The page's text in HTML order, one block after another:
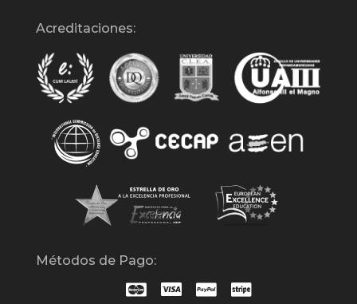
Acreditaciones:
Métodos de Pago: